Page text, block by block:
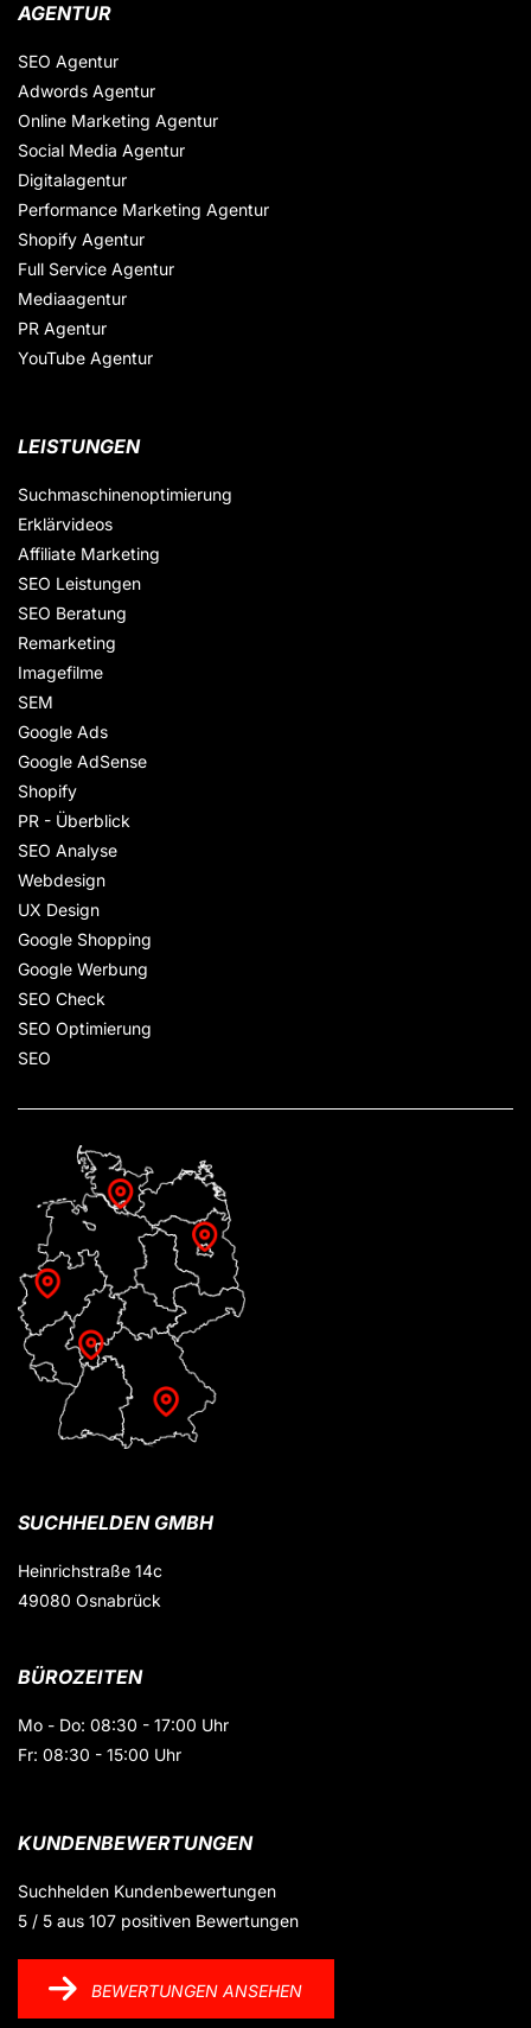
AGENTUR
SEO Agentur
Adwords Agentur
Online Marketing Agentur
Social Media Agentur
Digitalagentur
Performance Marketing Agentur
Shopify Agentur
Full Service Agentur
Mediaagentur
PR Agentur
YouTube Agentur
LEISTUNGEN
Suchmaschinenoptimierung
Erklärvideos
Affiliate Marketing
SEO Leistungen
SEO Beratung
Remarketing
Imagefilme
SEM
Google Ads
Google AdSense
Shopify
PR - Überblick
SEO Analyse
Webdesign
UX Design
Google Shopping
Google Werbung
SEO Check
SEO Optimierung
SEO
SUCHHELDEN GMBH
Heinrichstraße 14c
49080 Osnabrück
BÜROZEITEN
Mo - Do: 08:30 - 17:00 Uhr
Fr: 08:30 - 15:00 Uhr
KUNDENBEWERTUNGEN
Suchhelden Kundenbewertungen
5 / 5 aus 107 positiven Bewertungen
BEWERTUNGEN ANSEHEN